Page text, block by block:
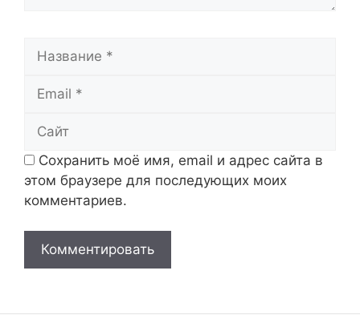
Сохранить моё имя, email и адрес сайта в
этом браузере для последующих моих
комментариев.